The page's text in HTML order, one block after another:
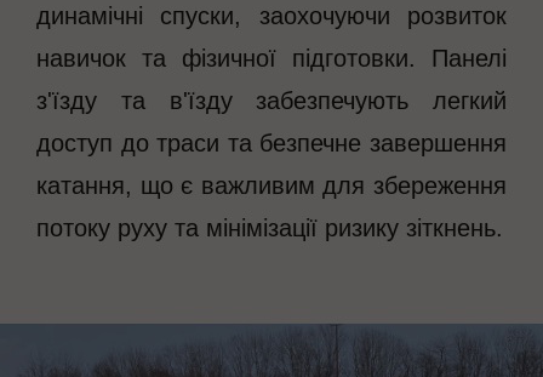
динамічні спуски, заохочуючи розвиток
навичок та фізичної підготовки. Панелі
з'їзду та в'їзду забезпечують легкий
доступ до траси та безпечне завершення
катання, що є важливим для збереження
потоку руху та мінімізації ризику зіткнень.